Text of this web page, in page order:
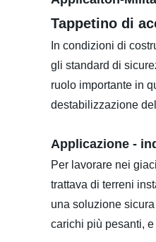
Tappetino di
In condizioni di
gli standard di
ruolo importante in
destabilizzazione
Applicazione -
Per lavorare nei
trattava di terreni
una soluzione
carichi più pesanti,